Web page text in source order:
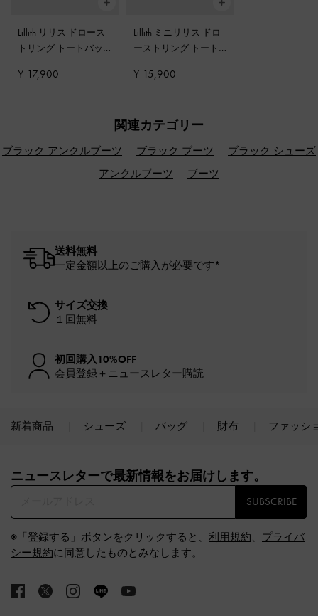
Lillith リリス ドロース
トリング トートバッ
¥ 17,900
Lillith ミニリリス ドロ
ーストリング トート
ウン
¥ 15,900
関連カテゴリー
ブラック アンクルブーツ ブラック ブーツ
ブラック シューズ
アンクルブーツ
ブーツ
送料無料
一定金額以上のご購入が必要です*
サイズ交換
１回無料
初回購入10%OFF
会員登録＋ニュースレター購読
新着商品 シューズ バッグ 財布 ファッシ
ニュースレターで最新情報をお届けします。​
SUBSCRIBE
※「登録する」ボタンをクリックすると、 利用規約、 プライバ
シー規約に同意したものとみなします。